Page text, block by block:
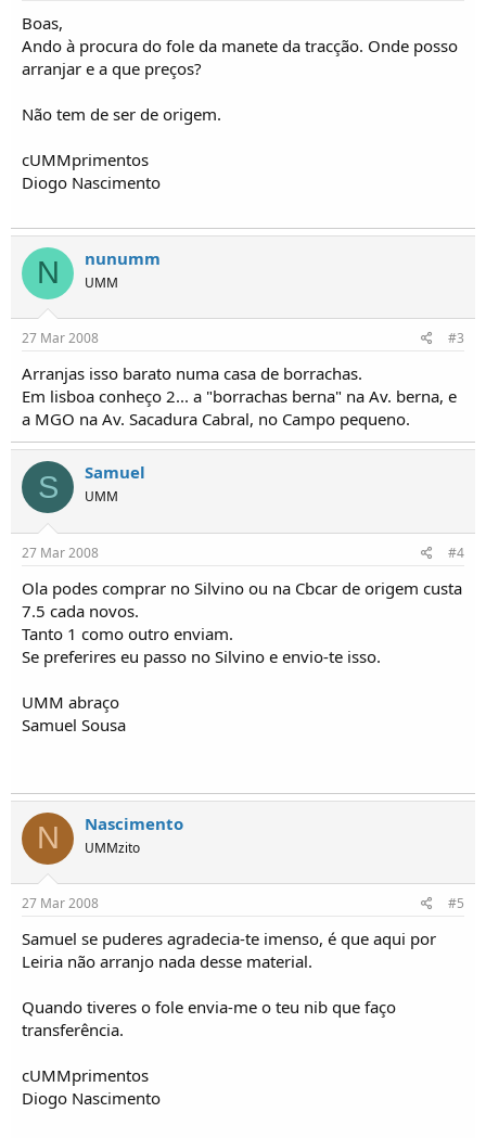
r
e
T
p
c
o
s
i
o
Boas,
Ando à procura do fole da manete da tracção. Onde posso
arranjar e a que preços?
Não tem de ser de origem.
cUMMprimentos
Diogo Nascimento
N nunumm
UMM
27 Mar 2008 #3
Arranjas isso barato numa casa de borrachas.
Em lisboa conheço 2... a "borrachas berna" na Av. berna, e
a MGO na Av. Sacadura Cabral, no Campo pequeno.
S Samuel
UMM
27 Mar 2008 #4
Ola podes comprar no Silvino ou na Cbcar de origem custa
7.5 cada novos.
Tanto 1 como outro enviam.
Se preferires eu passo no Silvino e envio-te isso.
UMM abraço
Samuel Sousa
N Nascimento
UMMzito
27 Mar 2008 #5
Samuel se puderes agradecia-te imenso, é que aqui por
Leiria não arranjo nada desse material.
Quando tiveres o fole envia-me o teu nib que faço
transferência.
cUMMprimentos
Diogo Nascimento